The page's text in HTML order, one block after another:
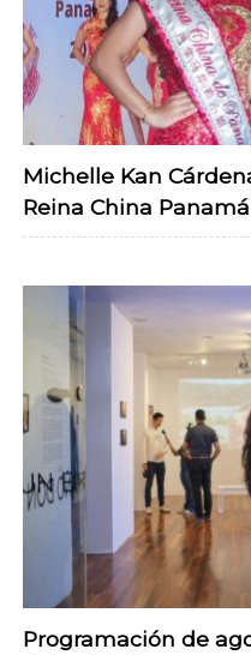
Michelle Kan
Reina China
Programación de